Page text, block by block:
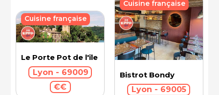
Le Porte Pot de l'île Barbe
Lyon - 69009
€€
Cuisine française
Bistrot Bondy
Lyon - 69005
Cuisine française